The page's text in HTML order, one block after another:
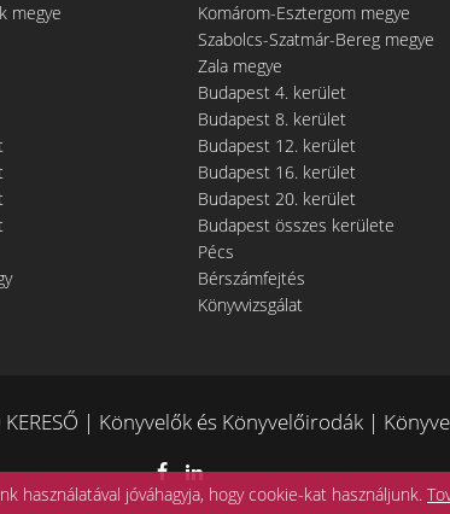
megye Komárom-Esztergom megye
Szabolcs-Szatmár-Bereg megye
Zala megye
Budapest 4. kerület
Budapest 8. kerület
Budapest 12. kerület
Budapest 16. kerület
Budapest 20. kerület
Budapest összes kerülete
Pécs
Bérszámfejtés
Könyvvizsgálat
| Könyvelők és Könyvelőirodák |
használatával jóváhagyja, hogy cookie-kat használjunk.